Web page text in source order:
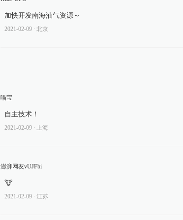
加快开发南海油气资源～
2021-02-09 ∙ 北京
喵宝
自主技术！
2021-02-09 ∙ 上海
澎湃网友vUJFbi
🐮
2021-02-09 ∙ 江苏